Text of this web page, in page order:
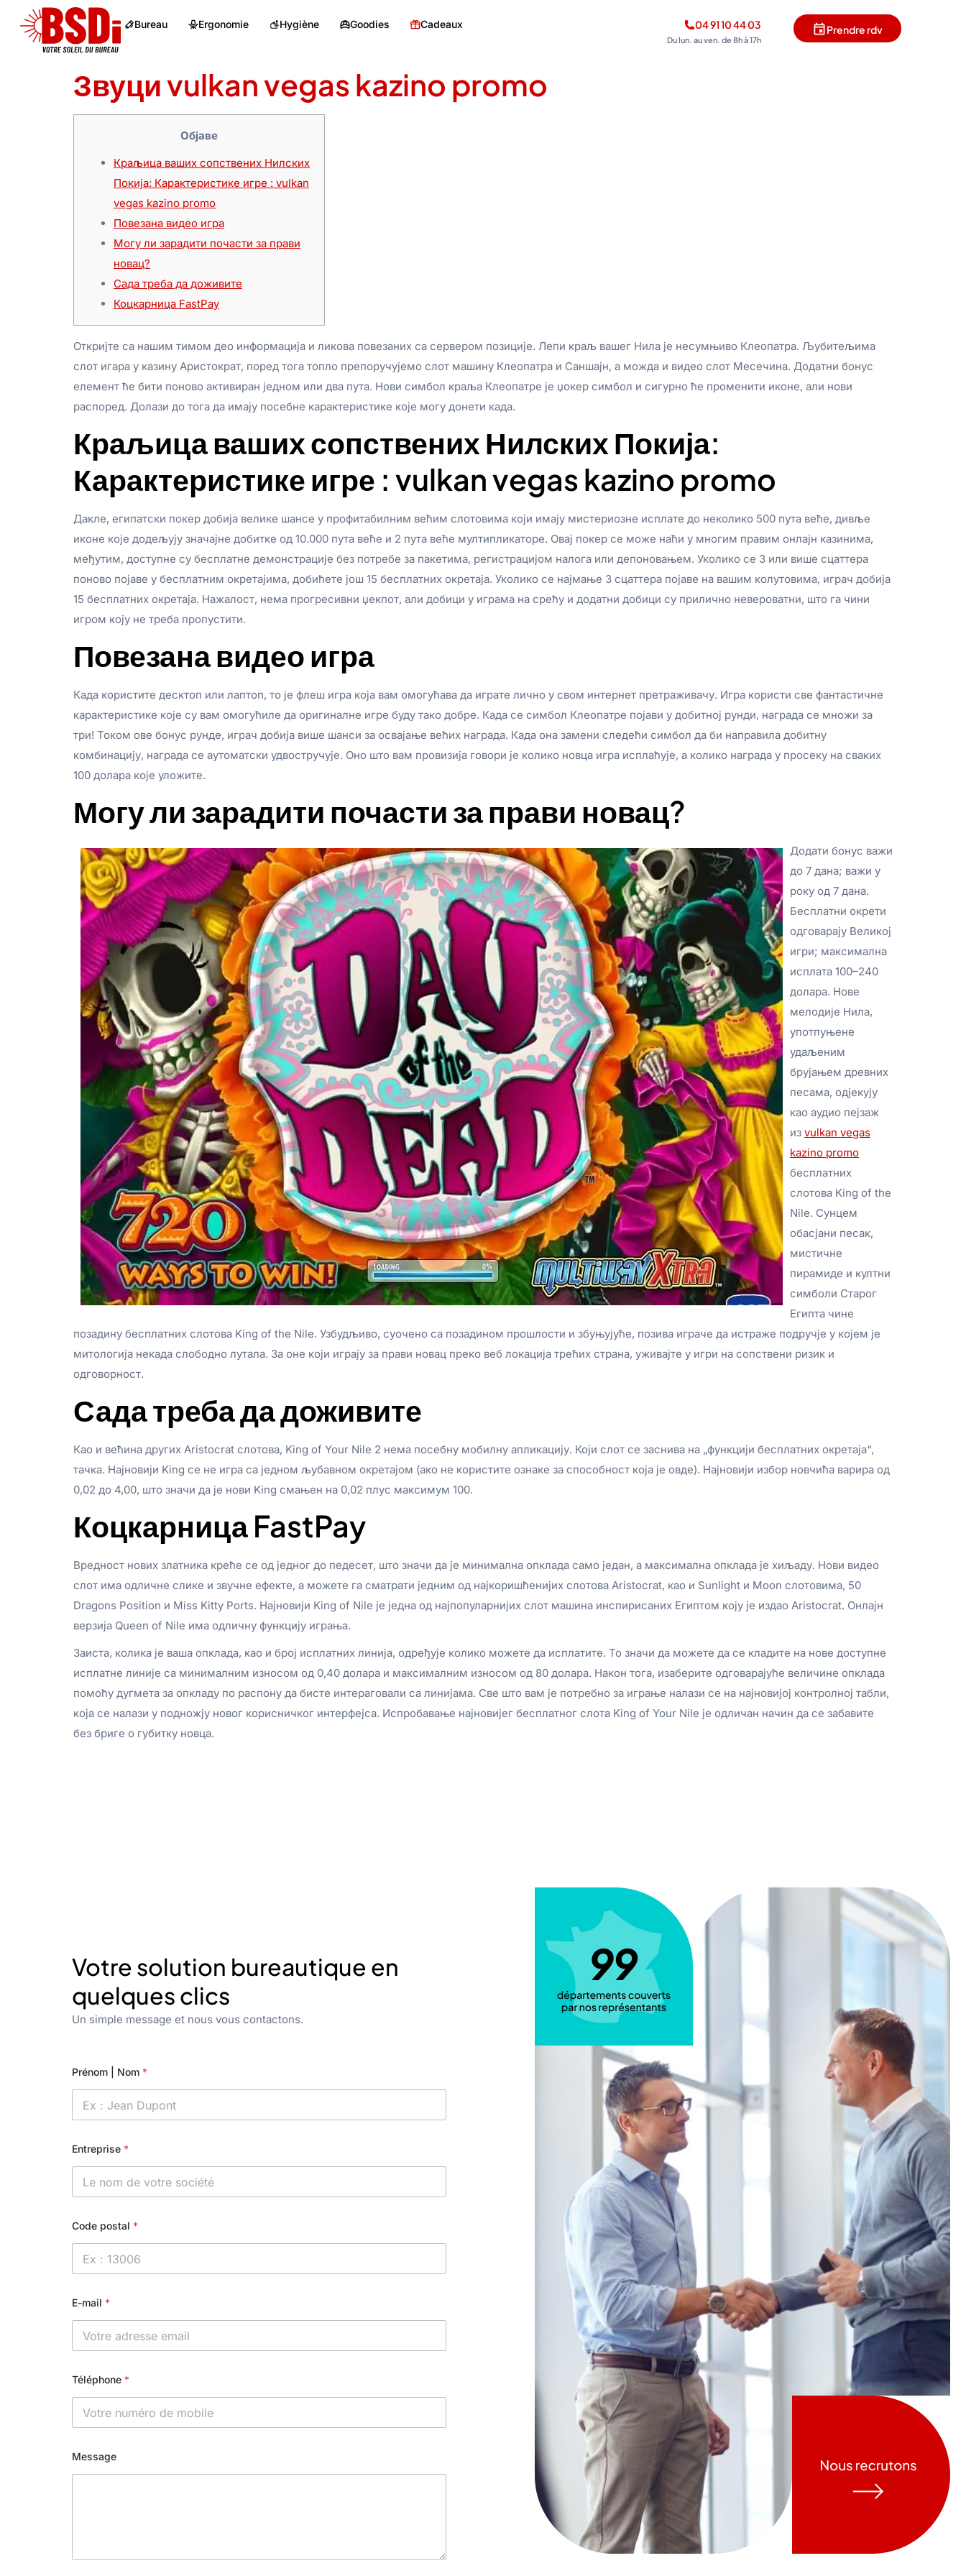
Bureau Ergonomie Hygiène Goodies Cadeaux 04 91 10 44 03
Du lun. au ven. de 8h à 17h
Prendre rdv
Звуци vulkan vegas kazino promo
Објаве
Краљица ваших сопствених Нилских
Покија: Карактеристике игре : vulkan
vegas kazino promo
Повезана видео игра
Могу ли зарадити почасти за прави
новац?
Сада треба да доживите
Коцкарница FastPay
Откријте са нашим тимом део информација и ликова повезаних са сервером позиције. Лепи краљ вашег Нила је несумњиво Клеопатра. Љубитељима
слот игара у казину Аристократ, поред тога топло препоручујемо слот машину Клеопатра и Саншајн, а можда и видео слот Месечина. Додатни бонус
елемент ће бити поново активиран једном или два пута. Нови симбол краља Клеопатре је џокер симбол и сигурно ће променити иконе, али нови
распоред. Долази до тога да имају посебне карактеристике које могу донети када.
Краљица ваших сопствених Нилских Покија:
Карактеристике игре : vulkan vegas kazino promo
Дакле, египатски покер добија велике шансе у профитабилним већим слотовима који имају мистериозне исплате до неколико 500 пута веће, дивље
иконе које додељују значајне добитке од 10.000 пута веће и 2 пута веће мултипликаторе. Овај покер се може наћи у многим правим онлајн казинима,
међутим, доступне су бесплатне демонстрације без потребе за пакетима, регистрацијом налога или депоновањем. Уколико се 3 или више сцаттера
поново појаве у бесплатним окретајима, добићете још 15 бесплатних окретаја. Уколико се најмање 3 сцаттера појаве на вашим колутовима, играч добија
15 бесплатних окретаја. Нажалост, нема прогресивни џекпот, али добици у играма на срећу и додатни добици су прилично невероватни, што га чини
игром коју не треба пропустити.
Повезана видео игра
Када користите десктоп или лаптоп, то је флеш игра која вам омогућава да играте лично у свом интернет претраживачу. Игра користи све фантастичне
карактеристике које су вам омогућиле да оригиналне игре буду тако добре. Када се симбол Клеопатре појави у добитној рунди, награда се множи за
три! Током ове бонус рунде, играч добија више шанси за освајање већих награда. Када она замени следећи симбол да би направила добитну
комбинацију, награда се аутоматски удвостручује. Оно што вам провизија говори је колико новца игра исплаћује, а колико награда у просеку на сваких
100 долара које уложите.
Могу ли зарадити почасти за прави новац?
Додати бонус важи
до 7 дана; важи у
року од 7 дана.
Бесплатни окрети
одговарају Великој
игри; максимална
исплата 100–240
долара. Нове
мелодије Нила,
употпуњене
удаљеним
брујањем древних
песама, одјекују
као аудио пејзаж
из vulkan vegas
kazino promo
бесплатних
слотова King of the
Nile. Сунцем
обасјани песак,
мистичне
пирамиде и култни
симболи Старог
Египта чине
позадину бесплатних слотова King of the Nile. Узбудљиво, суочено са позадином прошлости и збуњујуће, позива играче да истраже подручје у којем је
митологија некада слободно лутала. За оне који играју за прави новац преко веб локација трећих страна, уживајте у игри на сопствени ризик и
одговорност.
Сада треба да доживите
Као и већина других Aristocrat слотова, King of Your Nile 2 нема посебну мобилну апликацију. Који слот се заснива на „функцији бесплатних окретаја“,
тачка. Најновији King се не игра са једном љубавном окретајом (ако не користите ознаке за способност која је овде). Најновији избор новчића варира од
0,02 до 4,00, што значи да је нови King смањен на 0,02 плус максимум 100.
Коцкарница FastPay
Вредност нових златника креће се од једног до педесет, што значи да је минимална опклада само један, а максимална опклада је хиљаду. Нови видео
слот има одличне слике и звучне ефекте, а можете га сматрати једним од најкоришћенијих слотова Aristocrat, као и Sunlight и Moon слотовима, 50
Dragons Position и Miss Kitty Ports. Најновији King of Nile је једна од најпопуларнијих слот машина инспирисаних Египтом коју је издао Aristocrat. Онлајн
верзија Queen of Nile има одличну функцију играња.
Заиста, колика је ваша опклада, као и број исплатних линија, одређује колико можете да исплатите. То значи да можете да се кладите на нове доступне
исплатне линије са минималним износом од 0,40 долара и максималним износом од 80 долара. Након тога, изаберите одговарајуће величине опклада
помоћу дугмета за опкладу по распону да бисте интераговали са линијама. Све што вам је потребно за играње налази се на најновијој контролној табли,
која се налази у подножју новог корисничког интерфејса. Испробавање најновијег бесплатног слота King of Your Nile је одличан начин да се забавите
без бриге о губитку новца.
Votre solution bureautique en
quelques clics
Un simple message et nous vous contactons.
Prénom | Nom *
Entreprise *
Code postal *
E-mail *
Téléphone *
Message